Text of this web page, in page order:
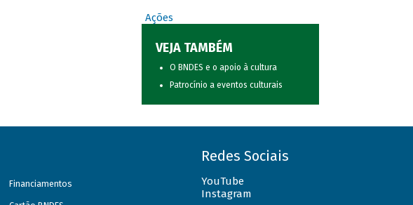
Ações
VEJA TAMBÉM
O BNDES e o apoio à cultura
Patrocínio a eventos culturais
Financiamentos
Redes Sociais
YouTube
Instagram